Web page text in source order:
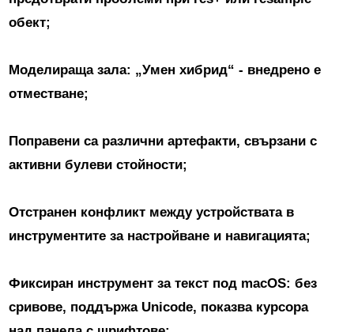
обект;
Моделираща зала: „Умен хибрид“ - внедрено е
отместване;
Поправени са различни артефакти, свързани с
активни булеви стойности;
Отстранен конфликт между устройствата в
инструментите за настройване и навигацията;
Фиксиран инструмент за текст под macOS: без
сривове, поддържа Unicode, показва курсора